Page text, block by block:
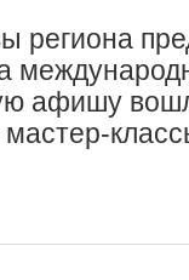
региона
афишу